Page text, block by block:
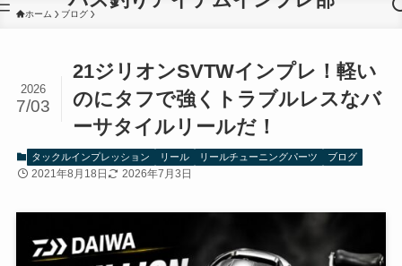
ホーム ブログ
21ジリオンSVTWインプレ！軽い
のにタフで強くトラブルレスなバ
ーサタイルリールだ！
2026
7/03
タックルインプレッション リール リールチューニングパーツ ブログ
2021年8月18日 2026年7月3日